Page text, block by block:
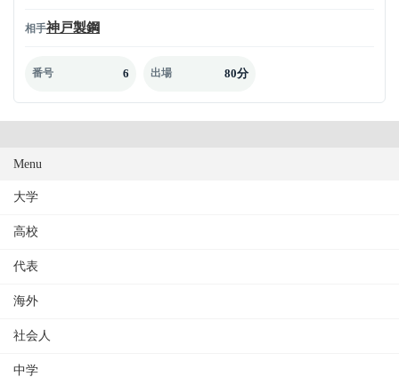
相手神戸製鋼
番号 6 出場 80分
Menu
大学
高校
代表
海外
社会人
中学